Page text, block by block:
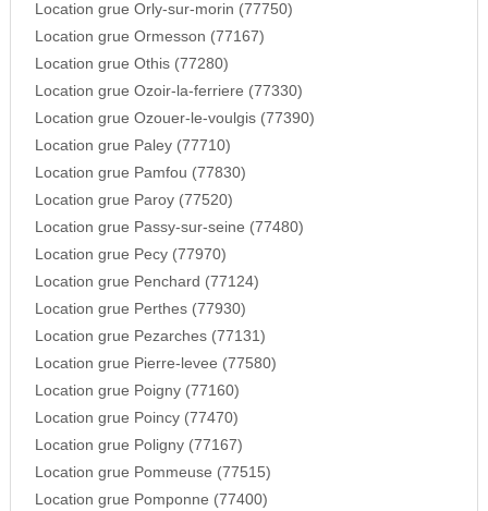
Location grue Orly-sur-morin (77750)
Location grue Ormesson (77167)
Location grue Othis (77280)
Location grue Ozoir-la-ferriere (77330)
Location grue Ozouer-le-voulgis (77390)
Location grue Paley (77710)
Location grue Pamfou (77830)
Location grue Paroy (77520)
Location grue Passy-sur-seine (77480)
Location grue Pecy (77970)
Location grue Penchard (77124)
Location grue Perthes (77930)
Location grue Pezarches (77131)
Location grue Pierre-levee (77580)
Location grue Poigny (77160)
Location grue Poincy (77470)
Location grue Poligny (77167)
Location grue Pommeuse (77515)
Location grue Pomponne (77400)